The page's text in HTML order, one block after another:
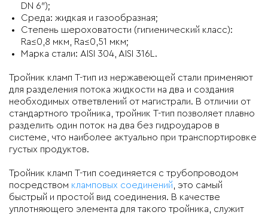
DN 6″);
Среда: жидкая и газообразная;
Степень шероховатости (гигиенический класс):
Ra≤0,8 мкм, Ra≤0,51 мкм;
Марка стали: AISI 304, AISI 316L.
Тройник кламп T-тип из нержавеющей стали применяют
для разделения потока жидкости на два и создания
необходимых ответвлений от магистрали. В отличии от
стандартного тройника, тройник T-тип позволяет плавно
разделить один поток на два без гидроударов в
системе, что наиболее актуально при транспортировке
густых продуктов.
Тройник кламп T-тип соединяется с трубопроводом
посредством кламповых соединений , это самый
быстрый и простой вид соединения. В качестве
уплотняющего элемента для такого тройника, служит